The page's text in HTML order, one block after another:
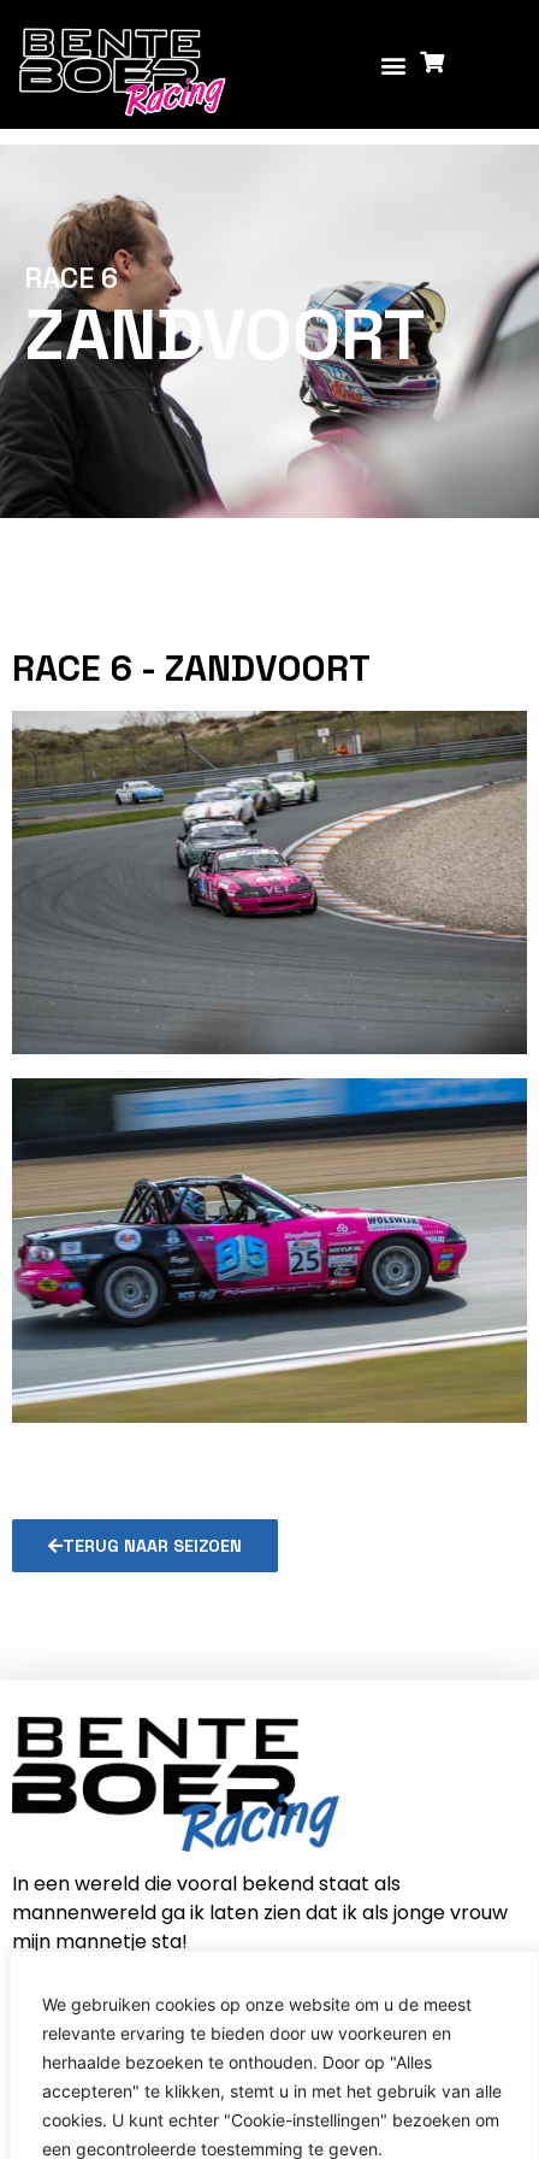
We gebruiken cookies op onze website om u de meest
relevante ervaring te bieden door uw voorkeuren en
herhaalde bezoeken te onthouden. Door op "Alles
accepteren" te klikken, stemt u in met het gebruik van alle
cookies. U kunt echter "Cookie-instellingen" bezoeken om
een ​​gecontroleerde toestemming te geven.
Race 6- Zandvoort –
2025
RACE 6
ZANDVOORT
RACE 6 - ZANDVOORT
TERUG NAAR SEIZOEN
In een wereld die vooral bekend staat als
mannenwereld ga ik laten zien dat ik als jonge vrouw
mijn mannetje sta!
CONTACT INFORMATIE
info@benteboerracing.nl